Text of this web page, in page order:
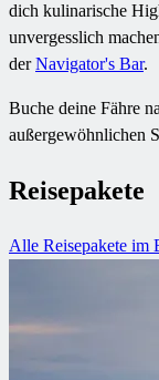
dich kulinarische
unvergesslich
derNavigator's Bar.
Buche deine Fähre
außergewöhnlichen
Reisepakete
Alle Reisepakete im